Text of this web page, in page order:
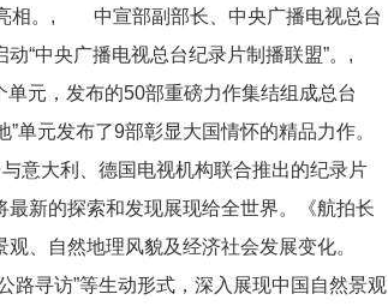
相。, 中宣部副部长、中央广播电视总台
动“中央广播电视总台纪录片制播联盟”。,
单元，发布的50部重磅力作集结组成总台
元发布了9部彰显大国情怀的精品力作。
意大利、德国电视机构联合推出的纪录片
最新的探索和发现展现给全世界。《航拍长
、自然地理风貌及经济社会发展变化。
路寻访”等生动形式，深入展现中国自然景观